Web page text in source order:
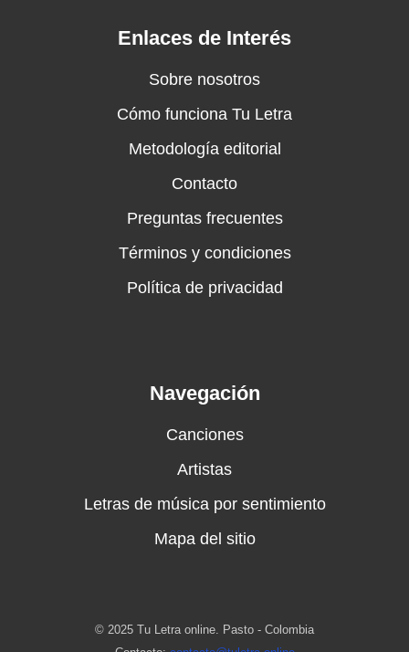
Enlaces de Interés
Sobre nosotros
Cómo funciona Tu Letra
Metodología editorial
Contacto
Preguntas frecuentes
Términos y condiciones
Política de privacidad
Navegación
Canciones
Artistas
Letras de música por sentimiento
Mapa del sitio
© 2025 Tu Letra online. Pasto - Colombia